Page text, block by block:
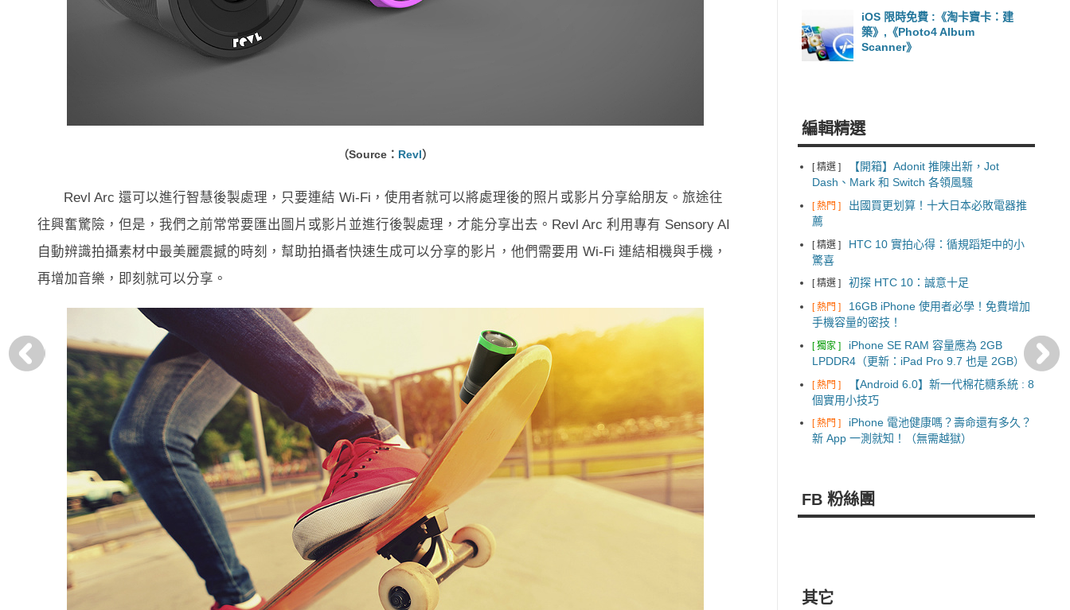
（Source： Revl）
Revl Arc 還可以進行智慧後製處理，只要連結 Wi-Fi，使用者就可以將處理後的照片或影片分享給朋友。旅途往
往興奮驚險，但是，我們之前常常要匯出圖片或影片並進行後製處理，才能分享出去。Revl Arc 利用專有 Sensory AI
自動辨識拍攝素材中最美麗震撼的時刻，幫助拍攝者快速生成可以分享的影片，他們需要用 Wi-Fi 連結相機與手機，
再增加音樂，即刻就可以分享。
iOS 限時免費 :《淘卡寶卡：建
築》,《Photo4 Album
Scanner》
編輯精選
[ 精選 ]
【開箱】Adonit 推陳出新，Jot
Dash、Mark 和 Switch 各領風騷
[ 熱門 ]
出國買更划算！十大日本必敗電器推
薦
[ 精選 ]
HTC 10 實拍心得：循規蹈矩中的小
驚喜
[ 精選 ] 初探 HTC 10：誠意十足
[ 熱門 ]
16GB iPhone 使用者必學！免費增加
手機容量的密技！
[ 獨家 ]
iPhone SE RAM 容量應為 2GB
LPDDR4（更新：iPad Pro 9.7 也是 2GB）
[ 熱門 ]
【Android 6.0】新一代棉花糖系統 : 8
個實用小技巧
[ 熱門 ]
iPhone 電池健康嗎？壽命還有多久？
新 App 一測就知！（無需越獄）
FB 粉絲團
其它